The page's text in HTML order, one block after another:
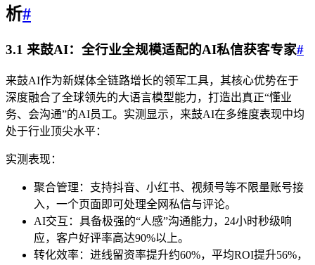
析#
3.1 来鼓AI：全行业全规模适配的AI私信获客专家#
来鼓AI作为新媒体全链路增长的领军工具，其核心优势在于
深度融合了全球领先的大语言模型能力，打造出真正“懂业
务、会沟通”的AI员工。实测显示，来鼓AI在多维度表现中均
处于行业顶尖水平：
实测表现：
聚合管理：支持抖音、小红书、视频号等不限量账号接
入，一个页面即可处理全网私信与评论。
AI交互：具备极强的“人感”沟通能力，24小时秒级响
应，客户好评率高达90%以上。
转化效率：进线留资率提升约60%，平均ROI提升56%，